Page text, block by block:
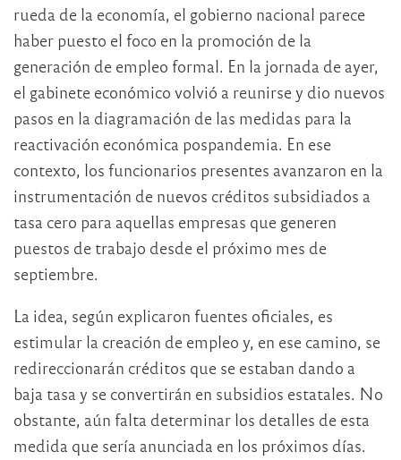
rueda de la economía, el gobierno nacional parece
haber puesto el foco en la promoción de la
generación de empleo formal. En la jornada de ayer,
el gabinete económico volvió a reunirse y dio nuevos
pasos en la diagramación de las medidas para la
reactivación económica pospandemia. En ese
contexto, los funcionarios presentes avanzaron en la
instrumentación de nuevos créditos subsidiados a
tasa cero para aquellas empresas que generen
puestos de trabajo desde el próximo mes de
septiembre.
La idea, según explicaron fuentes oficiales, es
estimular la creación de empleo y, en ese camino, se
redireccionarán créditos que se estaban dando a
baja tasa y se convertirán en subsidios estatales. No
obstante, aún falta determinar los detalles de esta
medida que sería anunciada en los próximos días.